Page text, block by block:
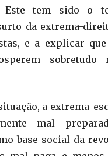
Este tem sido o
da extrema-
e a explicar
a extrema-
mal
base social da